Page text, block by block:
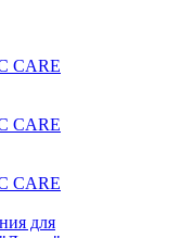
CARE
CARE
CARE
для